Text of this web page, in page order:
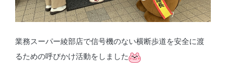
業務スーパー綾部店で信号機のない横断歩道を安全に渡
るための呼びかけ活動をしました